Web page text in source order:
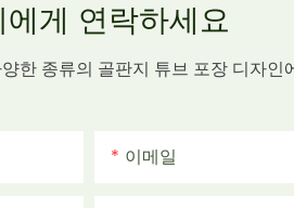
에게 연락하세요
한 종류의 골판지 튜브 포장 디자
이메일